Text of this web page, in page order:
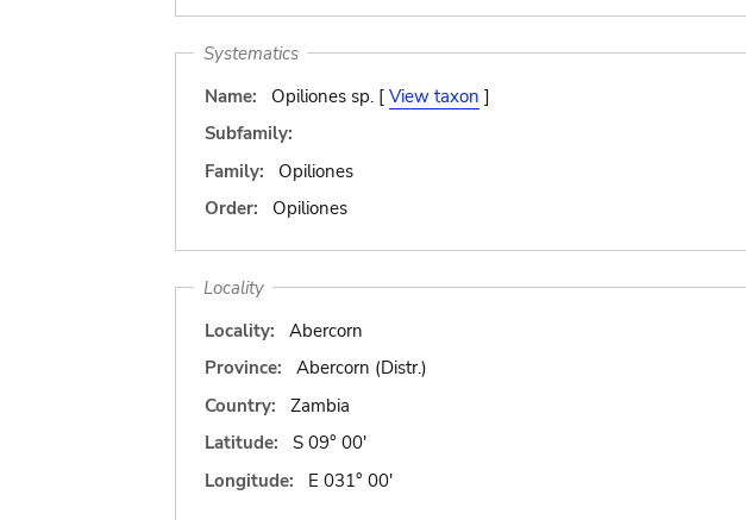
Systematics
Name:
Opiliones sp. [ View taxon ]
Subfamily:
Family:
Opiliones
Order:
Opiliones
Locality
Locality:
Abercorn
Province:
Abercorn (Distr.)
Country:
Zambia
Latitude:
S 09° 00'
Longitude:
E 031° 00'